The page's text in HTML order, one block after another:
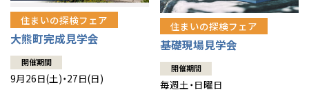
住まいの探検フェア
大熊町完成見学会
開催期間
9月26日(土)・27日(日)
住まいの探検フェア
基礎現場見学会
開催期間
毎週土・日曜日